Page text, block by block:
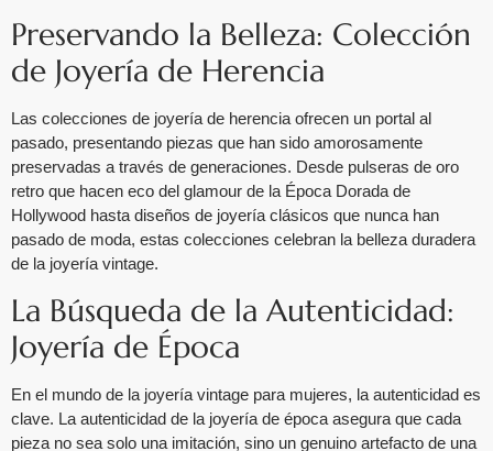
Preservando la Belleza: Colección
de Joyería de Herencia
Las colecciones de joyería de herencia ofrecen un portal al
pasado, presentando piezas que han sido amorosamente
preservadas a través de generaciones. Desde pulseras de oro
retro que hacen eco del glamour de la Época Dorada de
Hollywood hasta diseños de joyería clásicos que nunca han
pasado de moda, estas colecciones celebran la belleza duradera
de la joyería vintage.
La Búsqueda de la Autenticidad:
Joyería de Época
En el mundo de la joyería vintage para mujeres, la autenticidad es
clave. La autenticidad de la joyería de época asegura que cada
pieza no sea solo una imitación, sino un genuino artefacto de una